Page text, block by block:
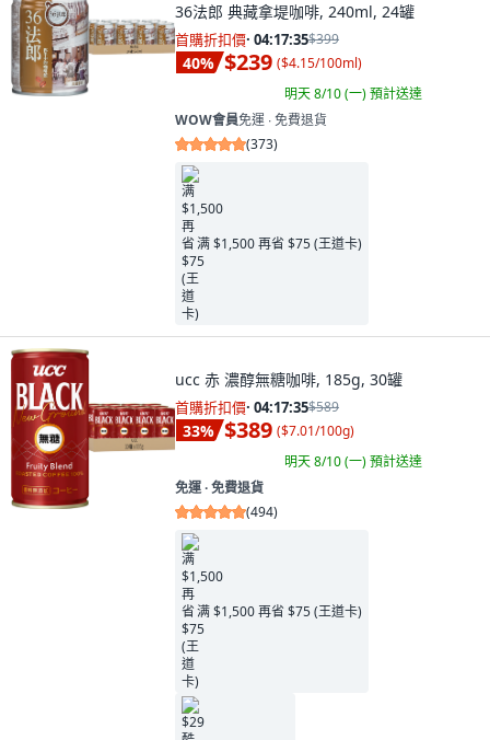
36法郎 典藏拿堤咖啡, 240ml, 24罐
首購折扣價· 04:17:34$399
40% $239 ($4.15/100ml)
明天 8/10 (一)預計送達
WOW會員免運 ∙ 免費退貨
(373)
满 $1,500 再省 $75 (王道卡)
ucc 赤 濃醇無糖咖啡, 185g, 30罐
首購折扣價· 04:17:34$589
33% $389 ($7.01/100g)
明天 8/10 (一)預計送達
免運 ∙ 免費退貨
(494)
满 $1,500 再省 $75 (王道卡)